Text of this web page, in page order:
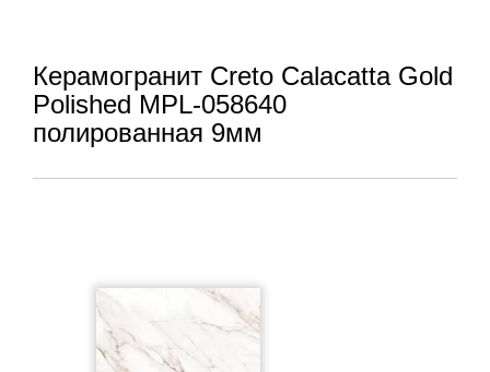
Керамогранит Creto Calacatta Gold
Polished MPL-058640
полированная 9мм